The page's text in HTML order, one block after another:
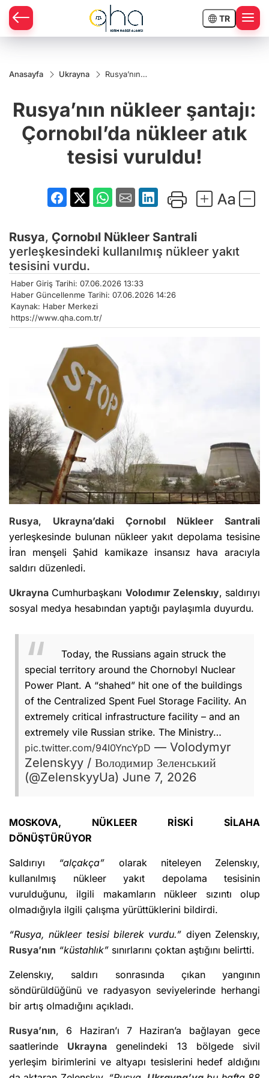
TR
Anasayfa Ukrayna
Rusya’nın
Çornobıl’da
nükleer
vuruldu!
Rusya’nın nükleer şantajı:
Çornobıl’da nükleer atık
tesisi vuruldu!
Rusya, Çornobıl Nükleer Santrali
yerleşkesindeki kullanılmış nükleer yakıt
tesisini vurdu.
Haber Giriş Tarihi: 07.06.2026 13:33
Haber Güncellenme Tarihi: 07.06.2026 14:26
Kaynak: Haber Merkezi
https://www.qha.com.tr/
Rusya, Ukrayna’daki
Çornobıl Nükleer Santrali
yerleşkesinde bulunan nükleer yakıt depolama tesisine
İran menşeli Şahid kamikaze insansız hava aracıyla
saldırı düzenledi.
Ukrayna Cumhurbaşkanı Volodımır Zelenskıy, saldırıyı
sosyal medya hesabından yaptığı paylaşımla duyurdu.
Today, the Russians again struck the
special territory around the Chornobyl Nuclear
Power Plant. A “shahed” hit one of the buildings
of the Centralized Spent Fuel Storage Facility. An
extremely critical infrastructure facility – and an
extremely vile Russian strike. The Ministry…
pic.twitter.com/94I0YncYpD — Volodymyr
Zelenskyy / Володимир Зеленський
(@ZelenskyyUa) June 7, 2026
MOSKOVA, NÜKLEER RİSKİ SİLAHA
DÖNÜŞTÜRÜYOR
Saldırıyı “alçakça” olarak niteleyen Zelenskıy,
kullanılmış nükleer yakıt depolama tesisinin
vurulduğunu, ilgili makamların nükleer sızıntı olup
olmadığıyla ilgili çalışma yürüttüklerini bildirdi.
“Rusya, nükleer tesisi bilerek vurdu.” diyen Zelenskıy,
Rusya’nın “küstahlık” sınırlarını çoktan aştığını belirtti.
Zelenskıy, saldırı sonrasında çıkan yangının
söndürüldüğünü ve radyasyon seviyelerinde herhangi
bir artış olmadığını açıkladı.
Rusya’nın, 6 Haziran’ı 7 Haziran’a bağlayan gece
saatlerinde Ukrayna genelindeki 13 bölgede sivil
yerleşim birimlerini ve altyapı tesislerini hedef aldığını